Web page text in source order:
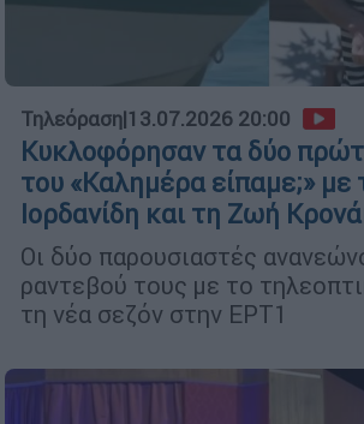
Τηλεόραση|13.07.2026 20:00
Κυκλοφόρησαν τα δύο
του «Καλημέρα είπαμε;» με
Ιορδανίδη και τη Ζωή
Οι δύο παρουσιαστές
ραντεβού τους με το
τη νέα σεζόν στην ΕΡΤ1